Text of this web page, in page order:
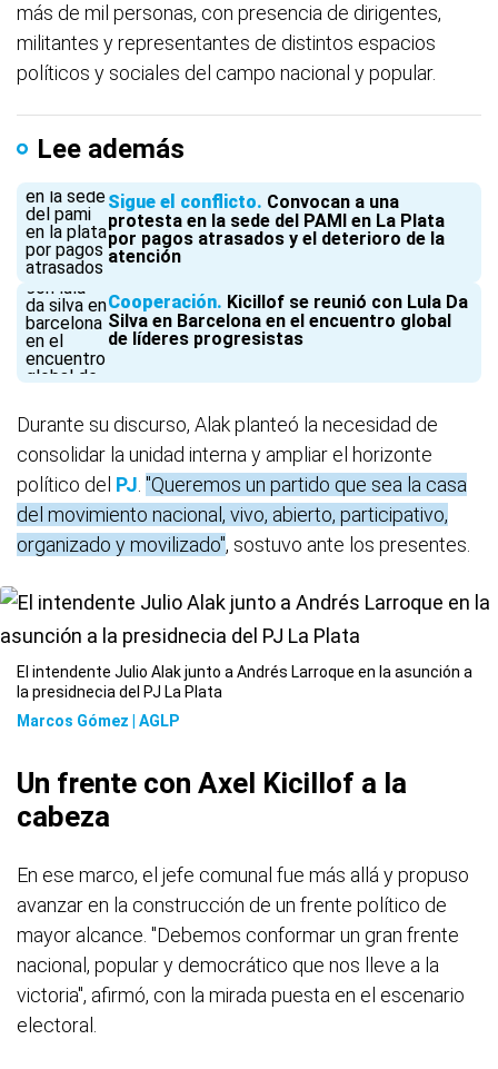
más de mil personas, con presencia de dirigentes,
militantes y representantes de distintos espacios
políticos y sociales del campo nacional y popular.
Lee además
Sigue el conflicto Convocan a una
protesta en la sede del PAMI en La Plata
por pagos atrasados y el deterioro de la
atención
Cooperación Kicillof se reunió con Lula Da
Silva en Barcelona en el encuentro global
de líderes progresistas
Durante su discurso, Alak planteó la necesidad de
consolidar la unidad interna y ampliar el horizonte
político del PJ "Queremos un partido que sea la casa
del movimiento nacional, vivo, abierto, participativo,
organizado y movilizado", sostuvo ante los presentes.
El intendente Julio Alak junto a Andrés Larroque en la asunción a
la presidnecia del PJ La Plata
Marcos Gómez | AGLP
Un frente con Axel Kicillof a la
cabeza
En ese marco, el jefe comunal fue más allá y propuso
avanzar en la construcción de un frente político de
mayor alcance. "Debemos conformar un gran frente
nacional, popular y democrático que nos lleve a la
victoria", afirmó, con la mirada puesta en el escenario
electoral.